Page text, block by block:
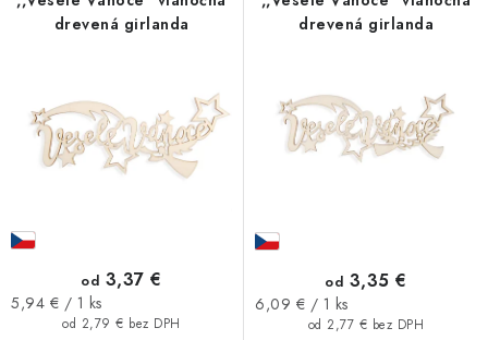
drevená girlanda
od 2,79 € bez DPH
od 3,37 €
Jednotková
5,94 € / 1 ks
drevená girlanda
od 2,77 € bez DPH
od 3,35 €
Jednotková
6,09 € / 1 ks